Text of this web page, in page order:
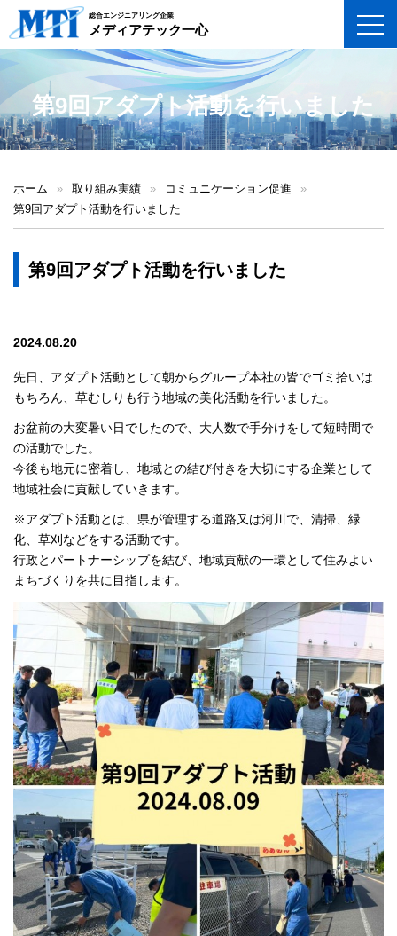
総合エンジニアリング企業
メディアテック一心
第9回アダプト活動を行いました
ホーム » 取り組み実績 » コミュニケーション促進
»
第9回アダプト活動を行いました
第9回アダプト活動を行いました
2024.08.20
先日、アダプト活動として朝からグループ本社の皆でゴミ拾いは
もちろん、草むしりも行う地域の美化活動を行いました。
お盆前の大変暑い日でしたので、大人数で手分けをして短時間で
の活動でした。
今後も地元に密着し、地域との結び付きを大切にする企業として
地域社会に貢献していきます。
※アダプト活動とは、県が管理する道路又は河川で、清掃、緑
化、草刈などをする活動です。
行政とパートナーシップを結び、地域貢献の一環として住みよい
まちづくりを共に目指します。